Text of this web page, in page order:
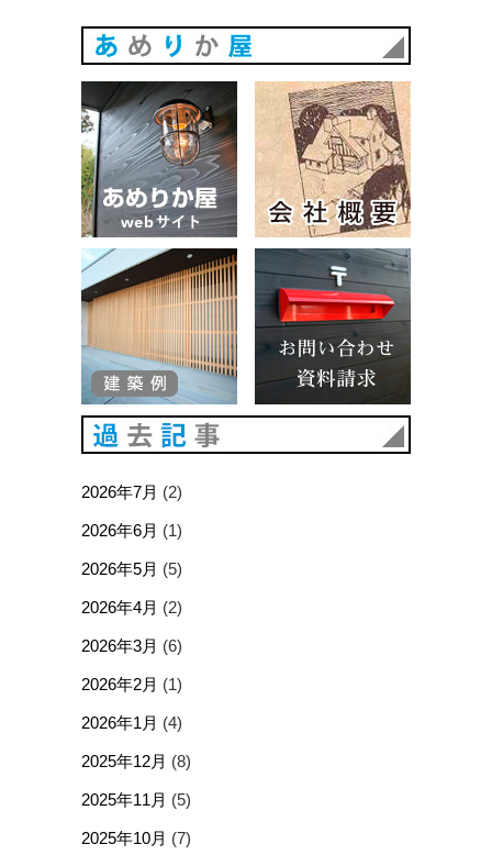
あめりか屋WEBサイト
2026年7月 (2)
2026年6月 (1)
2026年5月 (5)
2026年4月 (2)
2026年3月 (6)
2026年2月 (1)
2026年1月 (4)
2025年12月 (8)
2025年11月 (5)
2025年10月 (7)